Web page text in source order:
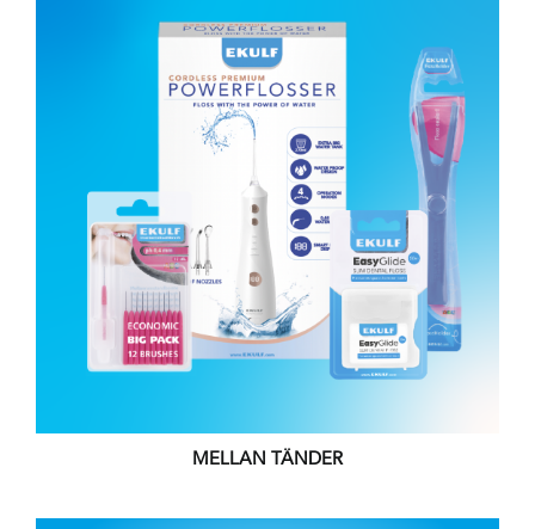
MELLAN TÄNDER